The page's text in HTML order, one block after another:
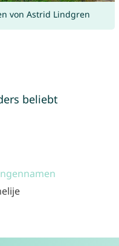
von Astrid Lindgren
beliebt